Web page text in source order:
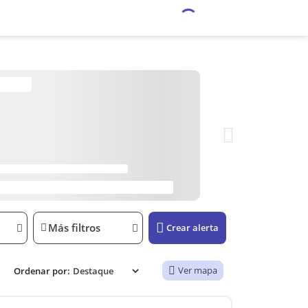
Más filtros Crear alerta
Ordenar por: Ver mapa